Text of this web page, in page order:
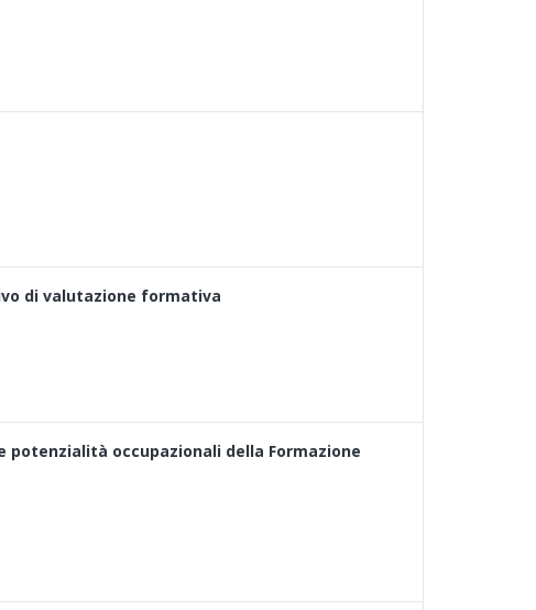
di valutazione formativa
potenzialità occupazionali della Formazione